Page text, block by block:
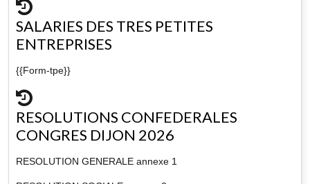
SALARIES DES TRES PETITES
ENTREPRISES
{{Form-tpe}}
RESOLUTIONS CONFEDERALES
CONGRES DIJON 2026
RESOLUTION GENERALE annexe 1